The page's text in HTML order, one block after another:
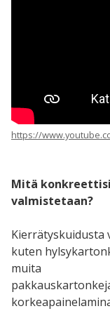
https://
Mitä
valmistetaan?
Kierrätyskuidusta
kuten
muita